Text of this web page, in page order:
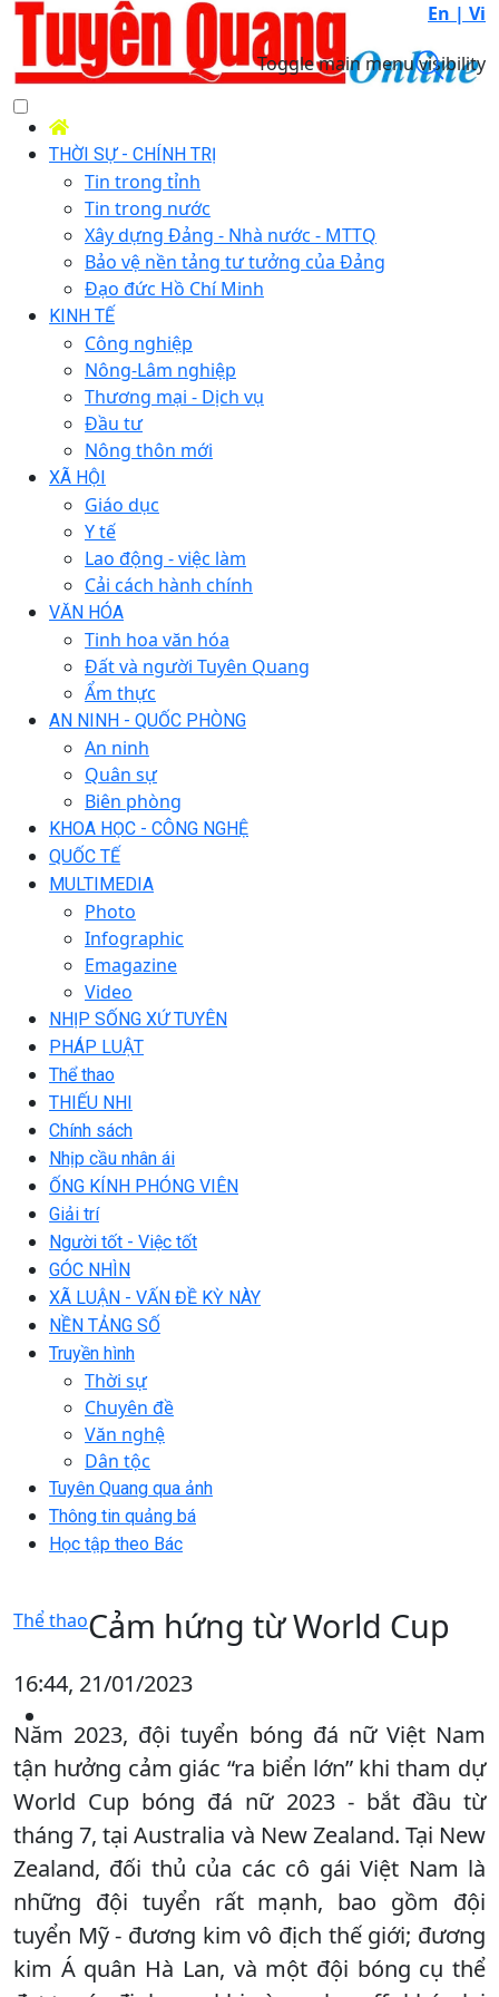
En | Vi
Toggle main menu visibility
THỜI SỰ - CHÍNH TRỊ
Tin trong tỉnh
Tin trong nước
Xây dựng Đảng - Nhà nước - MTTQ
Bảo vệ nền tảng tư tưởng của Đảng
Đạo đức Hồ Chí Minh
KINH TẾ
Công nghiệp
Nông-Lâm nghiệp
Thương mại - Dịch vụ
Đầu tư
Nông thôn mới
XÃ HỘI
Giáo dục
Y tế
Lao động - việc làm
Cải cách hành chính
VĂN HÓA
Tinh hoa văn hóa
Đất và người Tuyên Quang
Ẩm thực
AN NINH - QUỐC PHÒNG
An ninh
Quân sự
Biên phòng
KHOA HỌC - CÔNG NGHỆ
QUỐC TẾ
MULTIMEDIA
Photo
Infographic
Emagazine
Video
NHỊP SỐNG XỨ TUYÊN
PHÁP LUẬT
Thể thao
THIẾU NHI
Chính sách
Nhịp cầu nhân ái
ỐNG KÍNH PHÓNG VIÊN
Giải trí
Người tốt - Việc tốt
GÓC NHÌN
XÃ LUẬN - VẤN ĐỀ KỲ NÀY
NỀN TẢNG SỐ
Truyền hình
Thời sự
Chuyên đề
Văn nghệ
Dân tộc
Tuyên Quang qua ảnh
Thông tin quảng bá
Học tập theo Bác
Thể thaoCảm hứng từ World Cup
16:44, 21/01/2023
Năm 2023, đội tuyển bóng đá nữ Việt Nam
tận hưởng cảm giác “ra biển lớn” khi tham dự
World Cup bóng đá nữ 2023 - bắt đầu từ
tháng 7, tại Australia và New Zealand. Tại New
Zealand, đối thủ của các cô gái Việt Nam là
những đội tuyển rất mạnh, bao gồm đội
tuyển Mỹ - đương kim vô địch thế giới; đương
kim Á quân Hà Lan, và một đội bóng cụ thể